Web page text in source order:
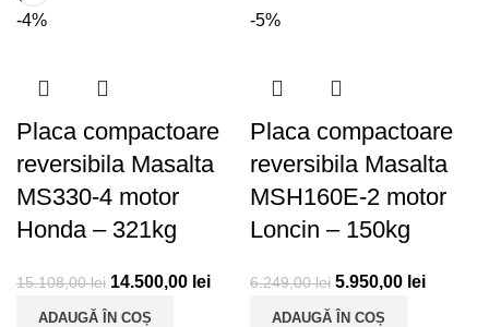
-4%
Placa compactoare
reversibila Masalta
MS330-4 motor
Honda – 321kg
15.108,00lei 14.500,00 lei
ADAUGĂ ÎN COȘ
-5%
Placa compactoare
reversibila Masalta
MSH160E-2 motor
Loncin – 150kg
6.249,00lei 5.950,00 lei
ADAUGĂ ÎN COȘ